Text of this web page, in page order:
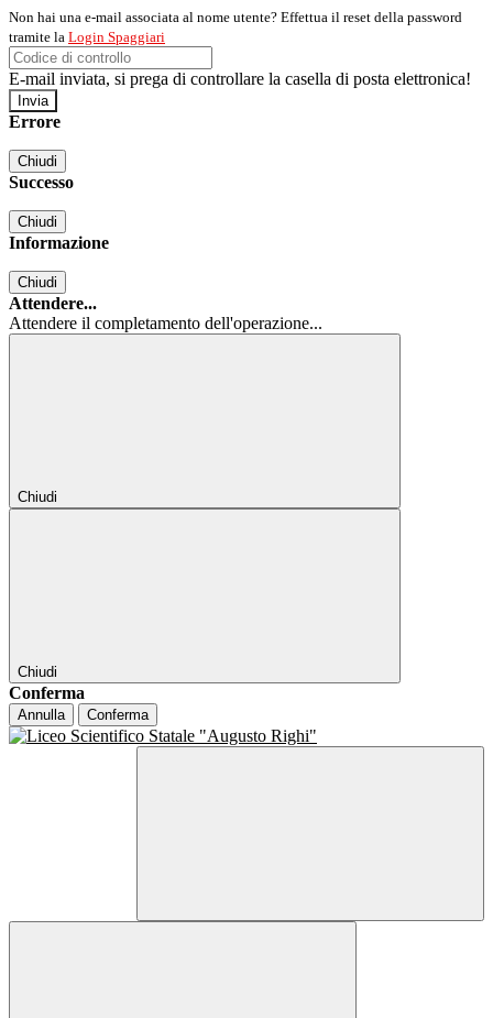
Non hai una e-mail associata al nome utente? Effettua il reset della password
tramite la Login Spaggiari
E-mail inviata, si prega di controllare la casella di posta elettronica!
Errore
Chiudi
Successo
Chiudi
Informazione
Chiudi
Attendere...
Attendere il completamento dell'operazione...
Chiudi
Chiudi
Conferma
Annulla Conferma